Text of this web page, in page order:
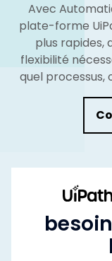
Avec
plate-forme
plus rapides,
flexibilité
quel processus,